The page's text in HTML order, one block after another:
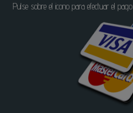
Pulse sobre el icono para efectuar el pago